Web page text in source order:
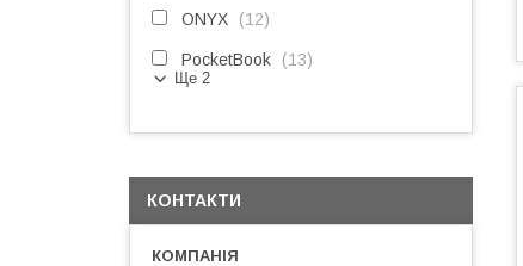
ONYX 12
PocketBook 13
Ще 2
КОНТАКТИ